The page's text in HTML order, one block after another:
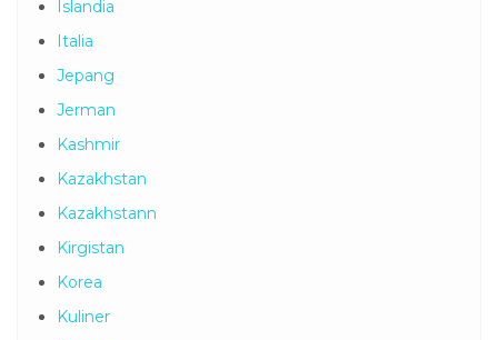
Islandia
Italia
Jepang
Jerman
Kashmir
Kazakhstan
Kazakhstann
Kirgistan
Korea
Kuliner